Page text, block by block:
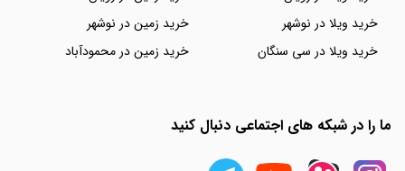
خرید ویلا در نوشهر
خرید ویلا در سی سنگان
خرید زمین در نوشهر
خرید زمین در محمودآباد
ما را در شبکه های اجتماعی دنبال کنید